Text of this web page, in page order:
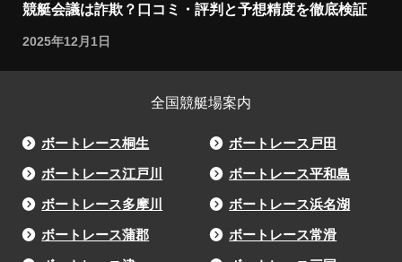
競艇会議は詐欺？口コミ・評判と予想精度を徹底検証
2025年12月1日
全国競艇場案内
ボートレース桐生
ボートレース戸田
ボートレース江戸川
ボートレース平和島
ボートレース多摩川
ボートレース浜名湖
ボートレース蒲郡
ボートレース常滑